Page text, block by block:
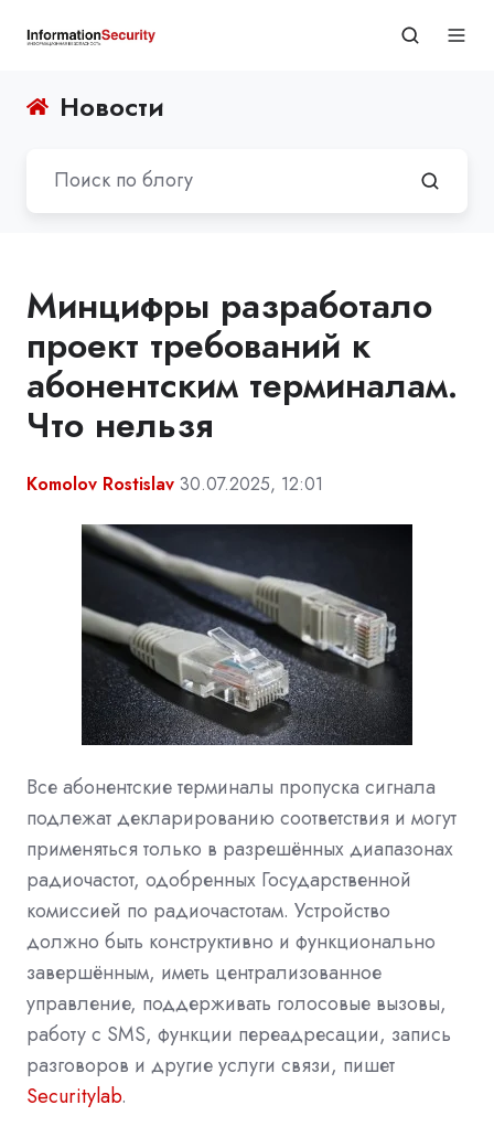
Новости
Минцифры разработало
проект требований к
абонентским терминалам.
Что нельзя
Komolov Rostislav 30.07.2025, 12:01
Все абонентские терминалы пропуска сигнала
подлежат декларированию соответствия и могут
применяться только в разрешённых диапазонах
радиочастот, одобренных Государственной
комиссией по радиочастотам. Устройство
должно быть конструктивно и функционально
завершённым, иметь централизованное
управление, поддерживать голосовые вызовы,
работу с SMS, функции переадресации, запись
разговоров и другие услуги связи, пишет
Securitylab.